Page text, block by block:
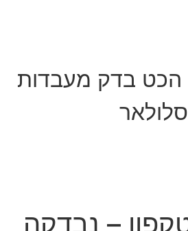
הכט בדק מעבדות
סלולאר
– נבדקה